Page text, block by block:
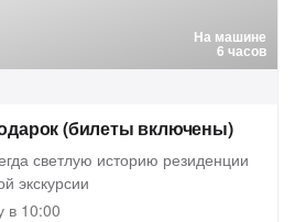
На машине
6 часов
(билеты включены)
светлую историю резиденции
экскурсии
в 10:00